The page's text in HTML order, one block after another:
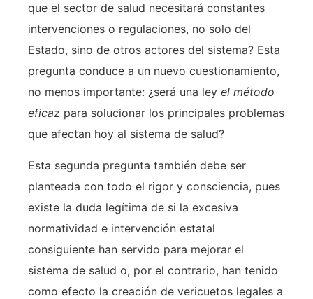
que el sector de salud necesitará constantes
intervenciones o regulaciones, no solo del
Estado, sino de otros actores del sistema? Esta
pregunta conduce a un nuevo cuestionamiento,
no menos importante: ¿será una ley el método
eficaz para solucionar los principales problemas
que afectan hoy al sistema de salud?
Esta segunda pregunta también debe ser
planteada con todo el rigor y consciencia, pues
existe la duda legítima de si la excesiva
normatividad e intervención estatal
consiguiente han servido para mejorar el
sistema de salud o, por el contrario, han tenido
como efecto la creación de vericuetos legales a